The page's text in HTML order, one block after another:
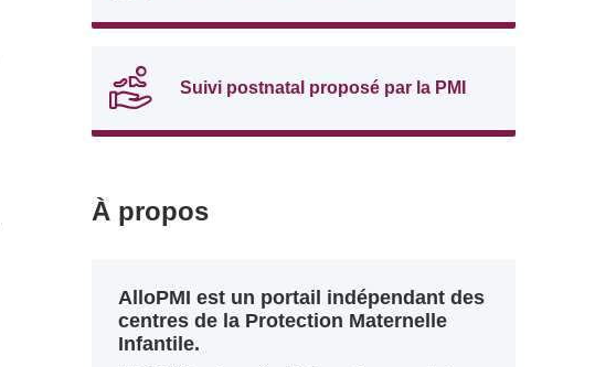
Suivi postnatal proposé par la PMI
À propos
AlloPMI est un portail indépendant des
centres de la Protection Maternelle
Infantile.